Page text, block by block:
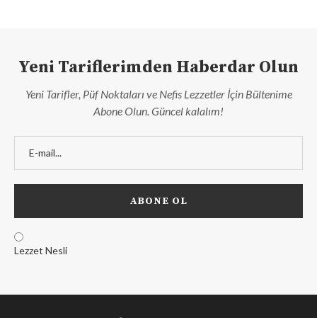
Yeni Tariflerimden Haberdar Olun
Yeni Tarifler, Püf Noktaları ve Nefis Lezzetler İçin Bültenime
Abone Olun. Güncel kalalım!
Lezzet Nesli